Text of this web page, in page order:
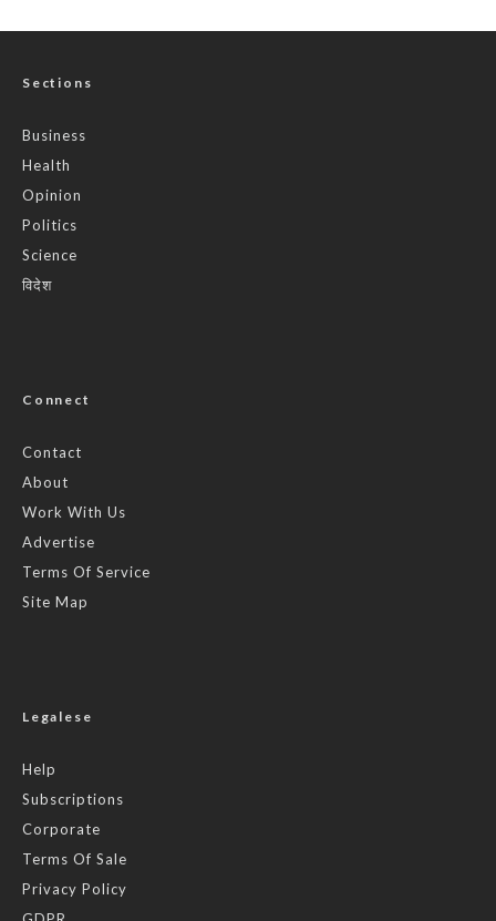
Sections
Business
Health
Opinion
Politics
Science
विदेश
Connect
Contact
About
Work With Us
Advertise
Terms Of Service
Site Map
Legalese
Help
Subscriptions
Corporate
Terms Of Sale
Privacy Policy